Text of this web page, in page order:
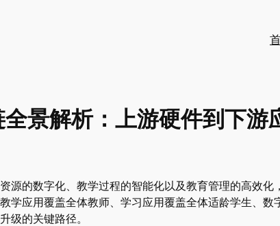
景解析：上游硬件到下游
源的数字化、教学过程的智能化以及教育管理的高效
学应用覆盖全体教师、学习应用覆盖全体适龄学生、
级的关键路径。